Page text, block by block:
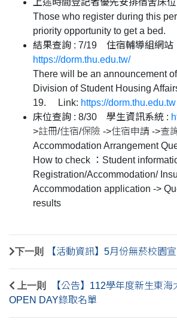
Those who register during this
priority opportunity to get a bed.
結果查詢 : 7/19 住宿輔導組網站
https://dorm.thu.edu.tw/
There will be an announcement
Division of Student Housing
19. Link: https://dorm.thu.edu.tw
床位查詢 : 8/30 學生資訊系統 :
>註冊/住宿/保險 ->住宿申請 ->查
Accommodation Arrangement
How to check ： Student
Registration/Accommodation/
Accommodation application ->
results
下一則 【活動資訊】5月份無菸校園
上一則
【公告】112學年度新生東
OPEN DAY錄取名單